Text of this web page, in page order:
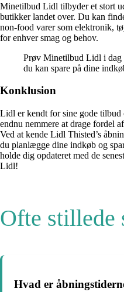
Minetilbud Lidl tilbyder et stort
butikker landet over. Du kan
non-food varer som elektronik,
for enhver smag og behov.
Prøv Minetilbud Lidl i dag
du kan spare på dine
Konklusion
Lidl er kendt for sine gode tilbud
endnu nemmere at drage fordel
Ved at kende Lidl Thisted’s
du planlægge dine indkøb og
holde dig opdateret med de
Lidl!
Ofte stillede
Hvad er